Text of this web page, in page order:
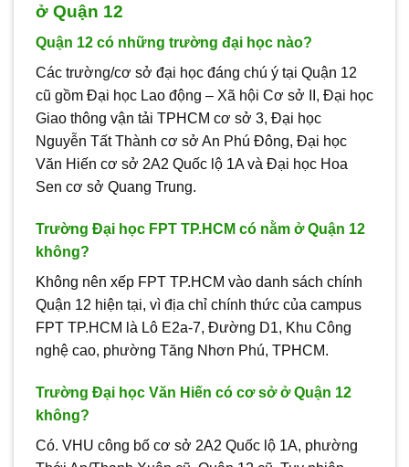
ở Quận 12
Quận 12 có những trường đại học nào?
Các trường/cơ sở đại học đáng chú ý tại Quận 12
cũ gồm Đại học Lao động – Xã hội Cơ sở II, Đại học
Giao thông vận tải TPHCM cơ sở 3, Đại học
Nguyễn Tất Thành cơ sở An Phú Đông, Đại học
Văn Hiến cơ sở 2A2 Quốc lộ 1A và Đại học Hoa
Sen cơ sở Quang Trung.
Trường Đại học FPT TP.HCM có nằm ở Quận 12
không?
Không nên xếp FPT TP.HCM vào danh sách chính
Quận 12 hiện tại, vì địa chỉ chính thức của campus
FPT TP.HCM là Lô E2a-7, Đường D1, Khu Công
nghệ cao, phường Tăng Nhơn Phú, TPHCM.
Trường Đại học Văn Hiến có cơ sở ở Quận 12
không?
Có. VHU công bố cơ sở 2A2 Quốc lộ 1A, phường